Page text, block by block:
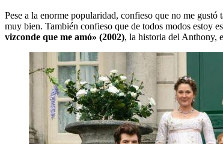
Pese a la enorme popularidad, confieso que no me
muy bien. También confieso que de todos modos estoy
vizconde que me amó» (2002), la historia del Anthony,